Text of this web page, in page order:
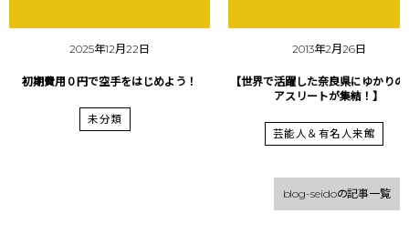
2025年12月22日
初期費用０円で空手をはじめよう！
未分類
2013年2月26日
【世界で活躍した奈良県にゆかりの
アスリートが集結！】
芸能人＆有名人来館
blog-seidoの記事一覧